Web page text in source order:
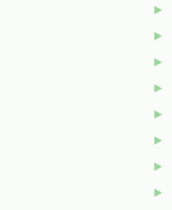
►
►
►
►
►
►
►
►